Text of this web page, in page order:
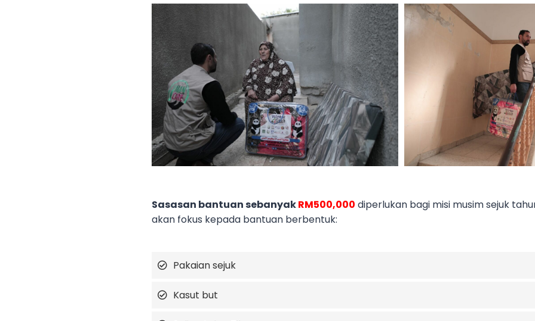
Sasasan bantuan sebanyakRM500,000 diperlukan bagi misi musim sejuk
akan fokus kepada bantuan berbentuk:
Pakaian sejuk
Kasut but